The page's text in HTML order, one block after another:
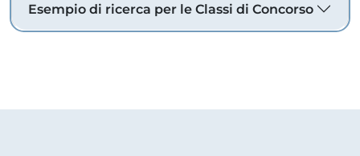
Esempio di ricerca per le Classi di Concorso